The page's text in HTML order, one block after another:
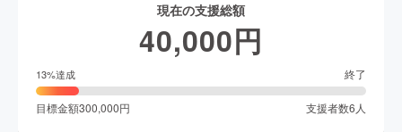
現在の支援総額
40,000円
13%達成 終了
目標金額300,000円 支援者数6 人